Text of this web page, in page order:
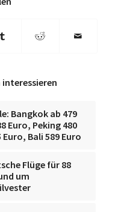
interessieren
Bangkok ab 479
Euro, Peking 480
Bali 589 Euro
Flüge für 88
um